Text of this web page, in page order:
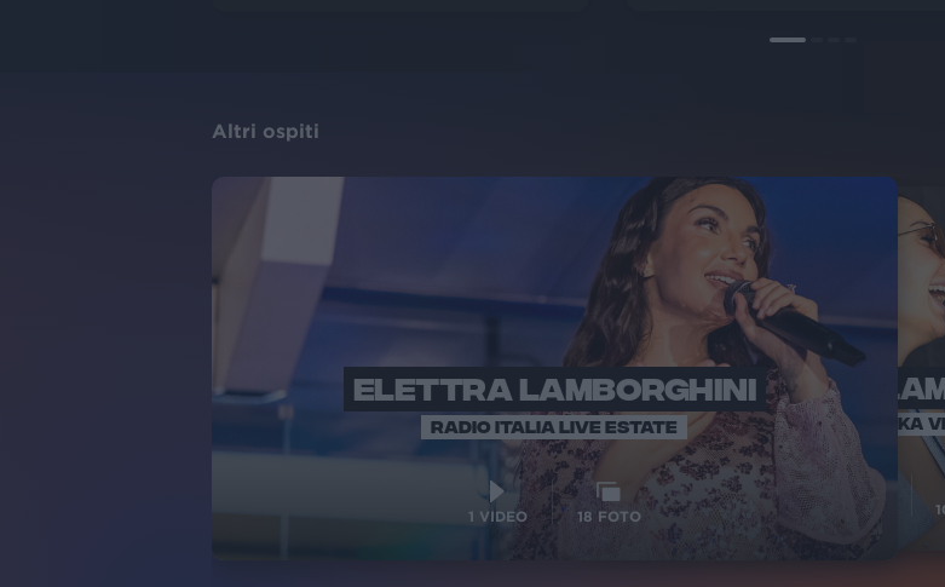
Altri ospiti
ELETTRA LAMBORGHINI
RADIO ITALIA LIVE ESTATE
1 VIDEO 18 FOTO
ELETTRA
VOI TANKA